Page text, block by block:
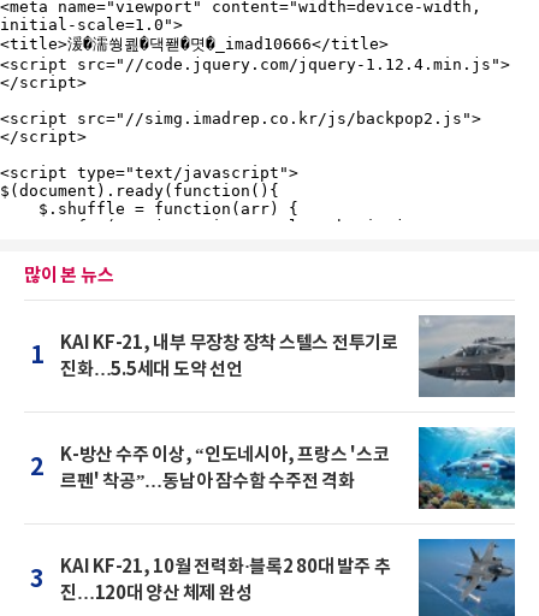
많이 본 뉴스
1
KAI KF-21, 내부 무장창 장착 스텔스 전투기로
진화…5.5세대 도약 선언
2
K-방산 수주 이상, “인도네시아, 프랑스 '스코
르펜' 착공”…동남아 잠수함 수주전 격화
3
KAI KF-21, 10월 전력화·블록2 80대 발주 추
진…120대 양산 체제 완성